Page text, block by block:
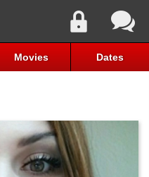
Movies Dates